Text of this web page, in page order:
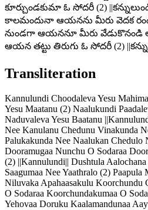
కూర్చుండకుమా ఓ సోదరీ (2)
కాలమందునా ఆయనను మీరు వెదక
నుండగా ఆయననూ మీరు వేడుకొనండి
ఆయన తట్టు తిరుగు ఓ సోదరీ (2)
Transliteration
Kannulundi Choodaleva Yesu
Yesu Maatanu (2) Naalukundi
Naduvaleva Yesu Baatanu
Nee Kanulanu Chedunu Vinakunda
Palukakunda Nee Naalukan Chedulo
Dooramugaa Nunchu O Sodaraa
(2) ||Kannulundi|| Dushtula
Saagumaa Nee Yaathralo (2) Paapula
Niluvaka Apahaasakulu Koorchundu
O Sodaraa Koorchundakumaa O
Yehovaa Doruku Kaalamandunaa